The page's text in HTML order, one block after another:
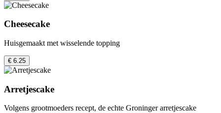
Cheesecake
Huisgemaakt met wisselende topping
€ 6.25
Arretjescake
Volgens grootmoeders recept, de echte Groninger arretjescake